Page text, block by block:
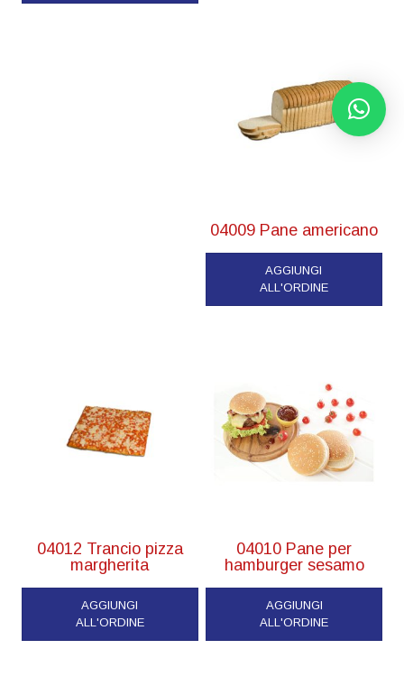
04009 Pane americano
AGGIUNGI
ALL'ORDINE
04010 Pane per
hamburger sesamo
AGGIUNGI
ALL'ORDINE
04012 Trancio pizza
margherita
AGGIUNGI
ALL'ORDINE